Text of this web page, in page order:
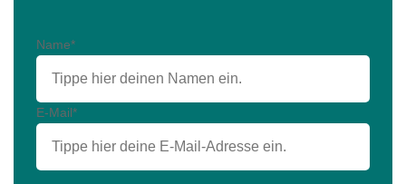
Name*
E-Mail*